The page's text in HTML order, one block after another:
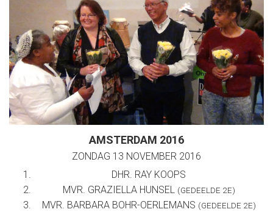
AMSTERDAM 2016
ZONDAG 13 NOVEMBER 2016
DHR. RAY KOOPS
MVR. GRAZIELLA HUNSEL (GEDEELDE 2E)
MVR. BARBARA BOHR-OERLEMANS (GEDEELDE 2E)